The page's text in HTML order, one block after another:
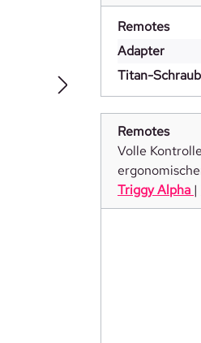
Remotes
Adapter
Titan-
Remotes
Volle
Triggy Alpha |